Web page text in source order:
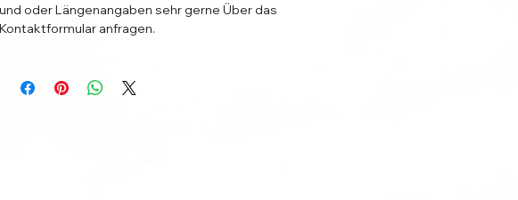
und oder Längenangaben sehr gerne Über das
Kontaktformular anfragen.